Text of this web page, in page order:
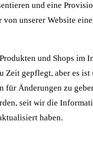
und eine
von unserer Website
und Shops im
Zeit gepflegt, aber es ist
für Änderungen zu
seit wir die
haben.